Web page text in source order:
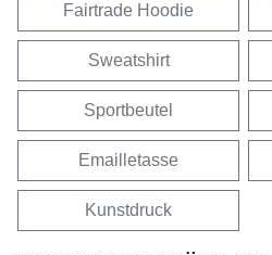
Fairtrade Hoodie
Sweatshirt
Sportbeutel
Emailletasse
Kunstdruck